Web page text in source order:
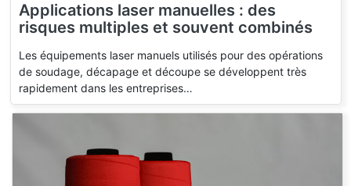
Applications laser manuelles : des
risques multiples et souvent combinés
Les équipements laser manuels utilisés pour des opérations
de soudage, décapage et découpe se développent très
rapidement dans les entreprises…